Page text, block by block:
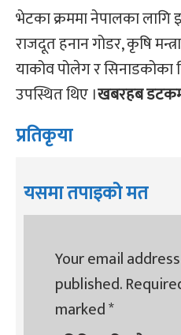
भेटका क्रममा नेपालका
राजदूत हनान गोडर, कृषि
याकोव पोलेग र सिनाडकोका
उपस्थित थिए ।खबरहब
प्रतिकृया
यसमा तपाइको मत
Your email
published.
marked*